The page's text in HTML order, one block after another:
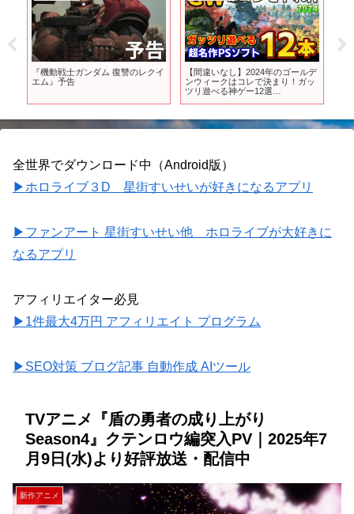
『機動戦士ガンダム 復讐のレクイ
エム』予告
【間違いなし】2024年のゴールデ
ンウィークはコレで決まり！ガッ
ツリ遊べる神ゲー12選
全世界でダウンロード中（Android版）
▶ホロライブ３D 星街すいせいが好きになるアプリ
▶ファンアート 星街すいせい他 ホロライブが大好きに
なるアプリ
アフィリエイター必見
▶1件最大4万円 アフィリエイト プログラム
▶SEO対策 ブログ記事 自動作成 AIツール
TVアニメ『盾の勇者の成り上がり
Season4』クテンロウ編突入PV｜2025年7
月9日(水)より好評放送・配信中
新作アニメ